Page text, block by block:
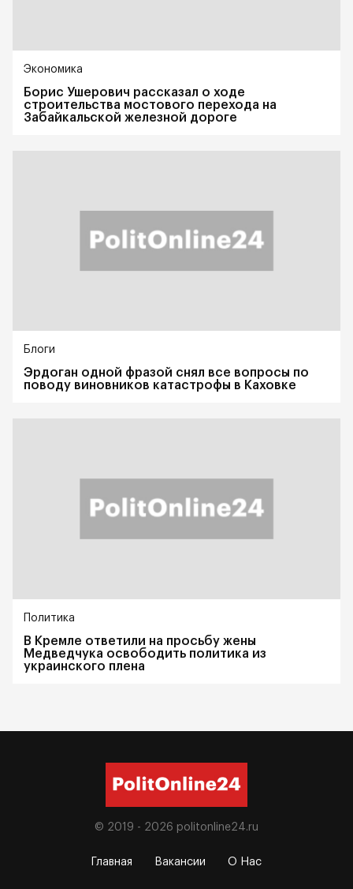
Экономика
Борис Ушерович рассказал о ходе
строительства мостового перехода на
Забайкальской железной дороге
Блоги
Эрдоган одной фразой снял все вопросы по
поводу виновников катастрофы в Каховке
Политика
В Кремле ответили на просьбу жены
Медведчука освободить политика из
украинского плена
© 2019 - 2026 politonline24.ru
Главная Вакансии О Нас